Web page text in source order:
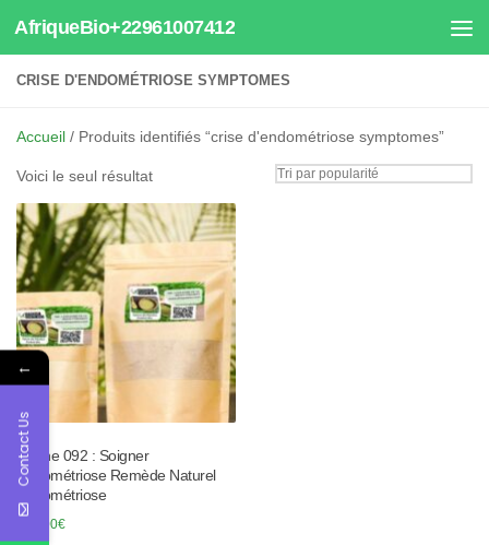
Au dessous du contenu
AfriqueBio+22961007412
CRISE D'ENDOMÉTRIOSE SYMPTOMES
Accueil / Produits identifiés “crise d'endométriose symptomes”
Voici le seul résultat
Tisane 092 : Soigner
Endométriose Remède Naturel
Endométriose
310.00€
←
Contact Us